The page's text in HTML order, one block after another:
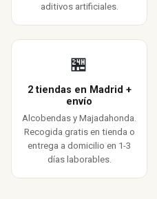
aditivos artificiales.
🏪
2 tiendas en Madrid +
envío
Alcobendas y Majadahonda.
Recogida gratis en tienda o
entrega a domicilio en 1-3
días laborables.